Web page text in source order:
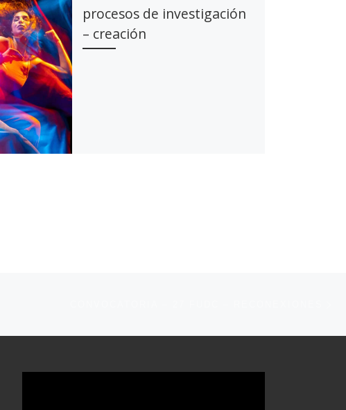
procesos de investigación
– creación